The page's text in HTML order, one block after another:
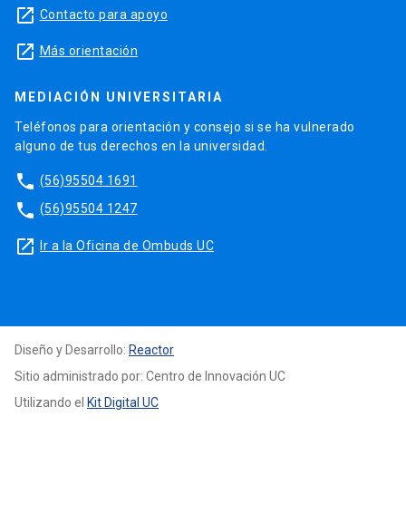
launch Contacto para apoyo
launch Más orientación
MEDIACIÓN UNIVERSITARIA
Teléfonos para orientación y consejo si se ha vulnerado
alguno de tus derechos en la universidad.
phone (56)95504 1691
phone (56)95504 1247
launch Ir a la Oficina de Ombuds UC
Diseño y Desarrollo: Reactor
Sitio administrado por: Centro de Innovación UC
Utilizando el Kit Digital UC